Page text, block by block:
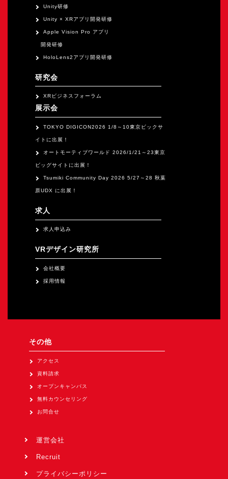
Unity研修
Unity × XRアプリ開発研修
Apple Vision Pro アプリ
開発研修
HoloLens2アプリ開発研修
研究会
XRビジネスフォーラム
展示会
TOKYO DIGICON2026 1/8～10東京ビックサ
イトに出展！
オートモーティブワールド 2026/1/21～23東京
ビッグサイトに出展！
Tsumiki Community Day 2026 5/27～28 秋葉
原UDX に出展！
求人
求人申込み
VRデザイン研究所
会社概要
採用情報
その他
アクセス
資料請求
オープンキャンパス
無料カウンセリング
お問合せ
運営会社
Recruit
プライバシーポリシー